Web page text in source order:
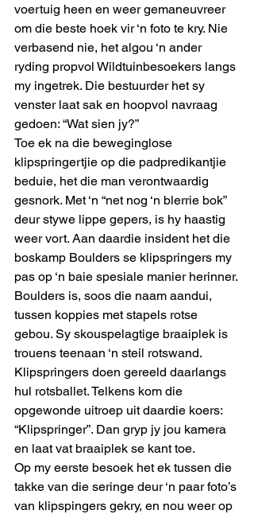
voertuig heen en weer gemaneuvreer
om die beste hoek vir ‘n foto te kry. Nie
verbasend nie, het algou ‘n ander
ryding propvol Wildtuinbesoekers langs
my ingetrek. Die bestuurder het sy
venster laat sak en hoopvol navraag
gedoen: “Wat sien jy?”
Toe ek na die beweginglose
klipspringertjie op die padpredikantjie
beduie, het die man verontwaardig
gesnork. Met ‘n “net nog ‘n blerrie bok”
deur stywe lippe gepers, is hy haastig
weer vort. Aan daardie insident het die
boskamp Boulders se klipspringers my
pas op ‘n baie spesiale manier herinner.
Boulders is, soos die naam aandui,
tussen koppies met stapels rotse
gebou. Sy skouspelagtige braaiplek is
trouens teenaan ‘n steil rotswand.
Klipspringers doen gereeld daarlangs
hul rotsballet. Telkens kom die
opgewonde uitroep uit daardie koers:
“Klipspringer”. Dan gryp jy jou kamera
en laat vat braaiplek se kant toe.
Op my eerste besoek het ek tussen die
takke van die seringe deur ‘n paar foto’s
van klipspingers gekry, en nou weer op